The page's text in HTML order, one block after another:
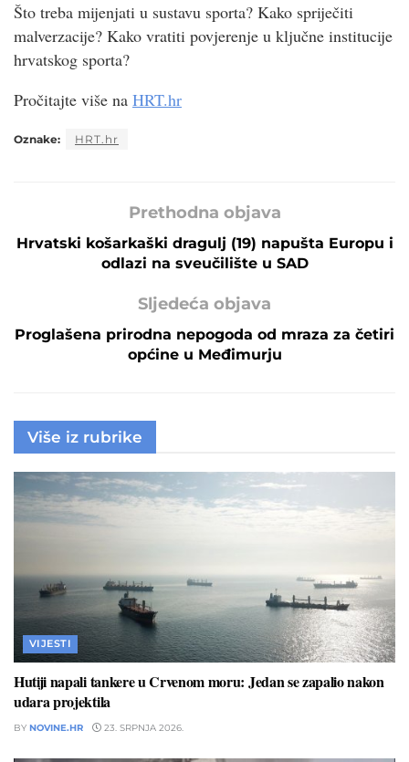
Što treba mijenjati u sustavu sporta? Kako spriječiti
malverzacije? Kako vratiti povjerenje u ključne institucije
hrvatskog sporta?
Pročitajte više na HRT.hr
Oznake: HRT.hr
Prethodna objava
Hrvatski košarkaški dragulj (19) napušta Europu i
odlazi na sveučilište u SAD
Sljedeća objava
Proglašena prirodna nepogoda od mraza za četiri
općine u Međimurju
Više iz rubrike
VIJESTI
Hutiji napali tankere u Crvenom moru: Jedan se zapalio nakon
udara projektila
BY NOVINE.HR 23. SRPNJA 2026.